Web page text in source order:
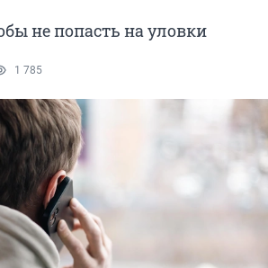
не попасть на уловки
1 785